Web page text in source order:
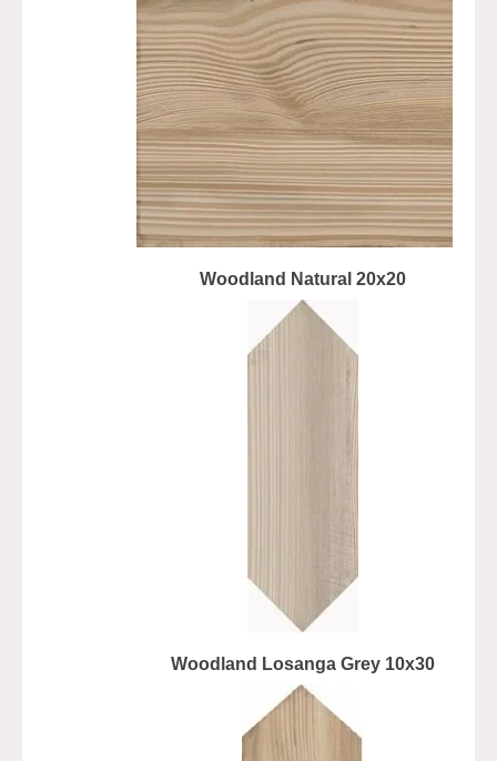
Woodland Natural 20x20
Woodland Losanga Grey 10x30